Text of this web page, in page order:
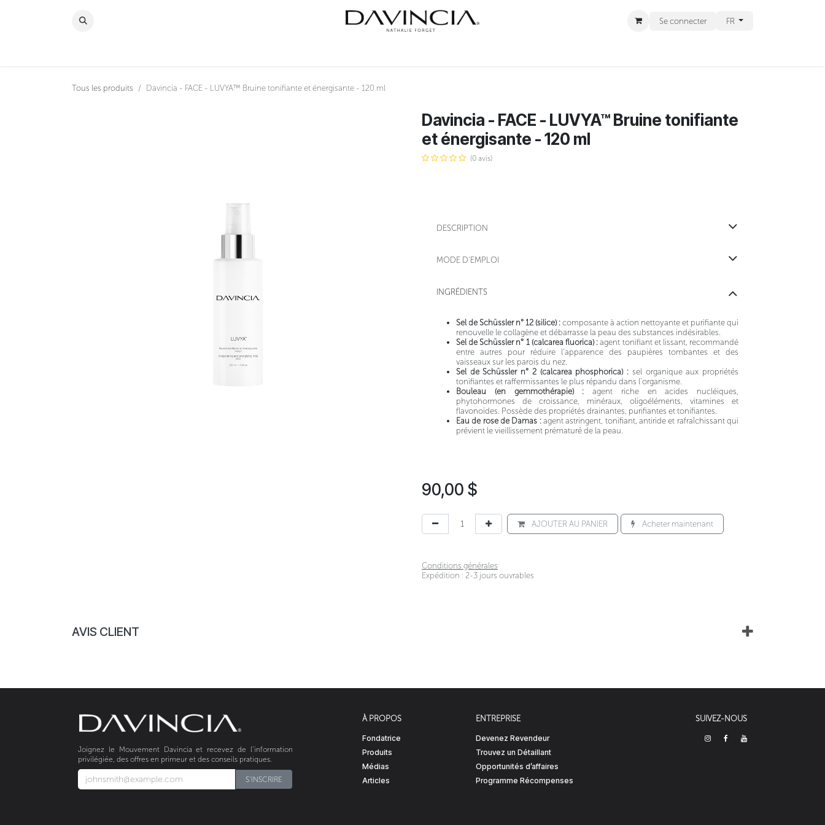
Se connecter
FR
Tous les produits Davincia - FACE - LUVYA™ Bruine tonifiante et énergisante - 120 ml
Davincia - FACE - LUVYA™ Bruine tonifiante
et énergisante - 120 ml
(0 avis)
DESCRIPTION
MODE D'EMPLOI
INGRÉDIENTS
Sel de Schüssler n° 12 (silice) : composante à action nettoyante et purifiante qui
renouvelle le collagène et débarrasse la peau des substances indésirables.
Sel de Schüssler n° 1 (calcarea fluorica) :agent tonifiant et lissant, recommandé
entre autres pour réduire l’apparence des paupières tombantes et des
vaisseaux sur les parois du nez.
Sel de Schüssler n° 2 (calcarea phosphorica) : sel organique aux propriétés
tonifiantes et raffermissantes le plus répandu dans l’organisme.
Bouleau (en gemmothérapie) : agent riche en acides nucléiques,
phytohormones de croissance, minéraux, oligoéléments, vitamines et
flavonoïdes. Possède des propriétés drainantes, purifiantes et tonifiantes.
Eau de rose de Damas : agent astringent, tonifiant, antiride et rafraîchissant qui
prévient le vieillissement prématuré de la peau.
90,00 $
AJOUTER AU PANIER Acheter maintenant
Conditions générales
Expédition : 2-3 jours ouvrables
AVIS CLIENT
Joignez le Mouvement Davincia et recevez de l’information
privilégiée, des offres en primeur et des conseils pratiques.
S'INSCRIRE​​​​
À PROPOS
Fondatrice
Produits
Médias
Articles
ENTREPRISE
Devenez Revendeur
Trouvez un Détaillant
Opportunités d’affaires
Programme Récompenses
SUIVEZ-NOUS